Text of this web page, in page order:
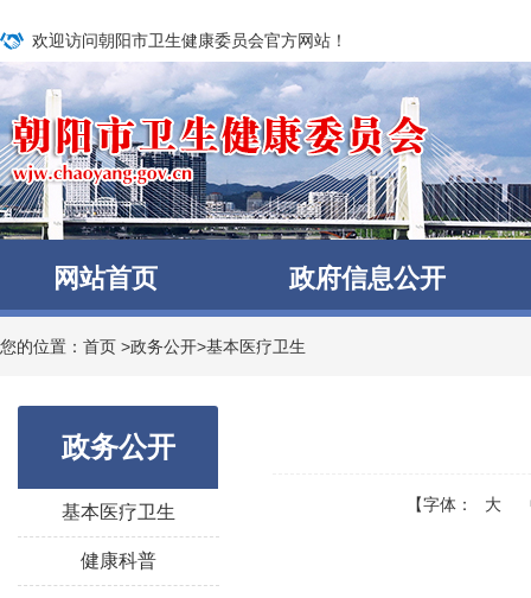
欢迎访问朝阳市卫生健康委员会官方网站！
网站首页 政府信息公开
您的位置： 首页 >政务公开>基本医疗卫生
政务公开
基本医疗卫生
健康科普
【字体： 大